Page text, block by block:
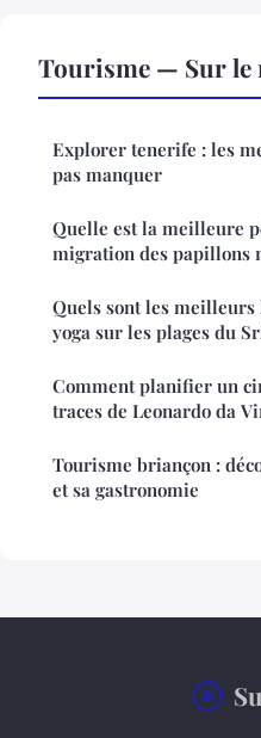
Tourisme — Sur le
Explorer tenerife : les
pas manquer
Quelle est la meilleure
migration des papillons
Quels sont les
yoga sur les plages du
Comment planifier un
traces de Leonardo da
Tourisme briançon :
et sa gastronomie